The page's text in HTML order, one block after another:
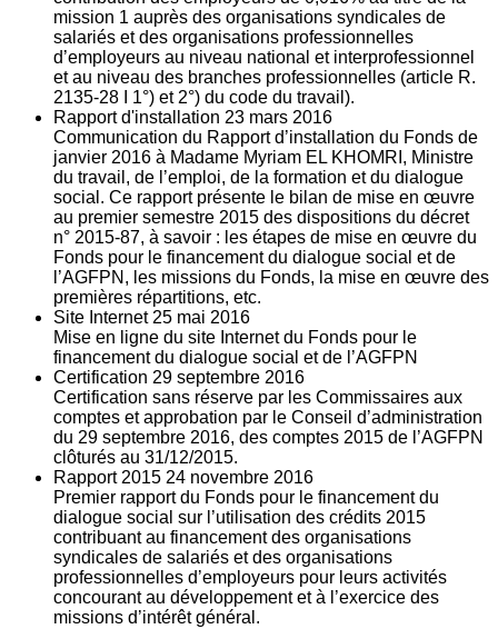
mission 1 auprès des organisations syndicales de
salariés et des organisations professionnelles
d’employeurs au niveau national et interprofessionnel
et au niveau des branches professionnelles (article R.
2135‐28 I 1°) et 2°) du code du travail).
Rapport d'installation 23 mars 2016
Communication du Rapport d’installation du Fonds de
janvier 2016 à Madame Myriam EL KHOMRI, Ministre
du travail, de l’emploi, de la formation et du dialogue
social. Ce rapport présente le bilan de mise en œuvre
au premier semestre 2015 des dispositions du décret
n° 2015-87, à savoir : les étapes de mise en œuvre du
Fonds pour le financement du dialogue social et de
l’AGFPN, les missions du Fonds, la mise en œuvre des
premières répartitions, etc.
Site Internet 25 mai 2016
Mise en ligne du site Internet du Fonds pour le
financement du dialogue social et de l’AGFPN
Certification 29 septembre 2016
Certification sans réserve par les Commissaires aux
comptes et approbation par le Conseil d’administration
du 29 septembre 2016, des comptes 2015 de l’AGFPN
clôturés au 31/12/2015.
Rapport 2015 24 novembre 2016
Premier rapport du Fonds pour le financement du
dialogue social sur l’utilisation des crédits 2015
contribuant au financement des organisations
syndicales de salariés et des organisations
professionnelles d’employeurs pour leurs activités
concourant au développement et à l’exercice des
missions d’intérêt général.